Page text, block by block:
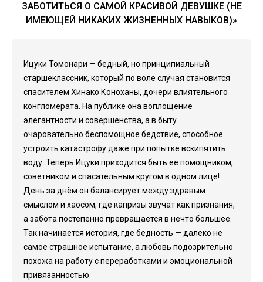
ЗАБОТИТЬСЯ О САМОЙ КРАСИВОЙ ДЕВУШКЕ (НЕ
ИМЕЮЩЕЙ НИКАКИХ ЖИЗНЕННЫХ НАВЫКОВ)»
Ицуки Томонари — бедный, но принципиальный
старшеклассник, который по воле случая становится
спасителем Хинако Коноханы, дочери влиятельного
конгломерата. На публике она воплощение
элегантности и совершенства, а в быту...
очаровательно беспомощное бедствие, способное
устроить катастрофу даже при попытке вскипятить
воду. Теперь Ицуки приходится быть её помощником,
советником и спасательным кругом в одном лице!
День за днём он балансирует между здравым
смыслом и хаосом, где капризы звучат как признания,
а забота постепенно превращается в нечто большее.
Так начинается история, где бедность — далеко не
самое страшное испытание, а любовь подозрительно
похожа на работу с переработками и эмоциональной
привязанностью.